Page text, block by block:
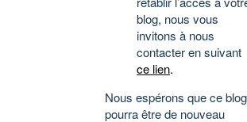
blog, nous vous
invitons à nous
contacter en suivant
ce lien.
Nous espérons que ce blog
pourra être de nouveau